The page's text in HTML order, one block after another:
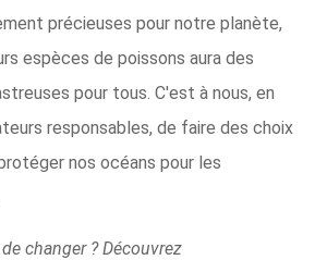
précieuses pour notre planète,
espèces de poissons aura des
pour tous. C'est à nous, en
responsables, de faire des choix
nos océans pour les
changer ? Découvrez